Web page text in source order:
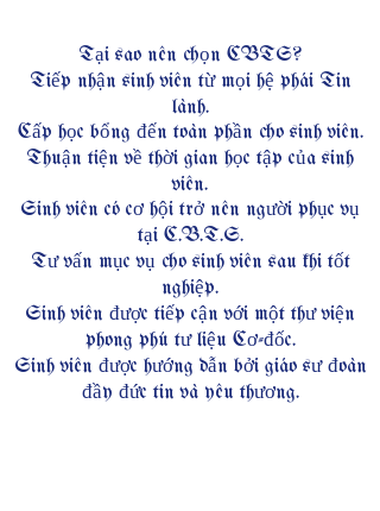
Tại sao nên chọn CBTS?
Tiếp nhận sinh viên từ mọi hệ phái Tin
lành.
Cấp học bổng đến toàn phần cho sinh viên.
Thuận tiện về thời gian học tập của sinh
viên.
Sinh viên có cơ hội trở nên người phục vụ
tại C.B.T.S.
Tư vấn mục vụ cho sinh viên sau khi tốt
nghiệp.
Sinh viên được tiếp cận với một thư viện
phong phú tư liệu Cơ-đốc.
Sinh viên được hướng dẫn bởi giáo sư đoàn
đầy đức tin và yêu thương.